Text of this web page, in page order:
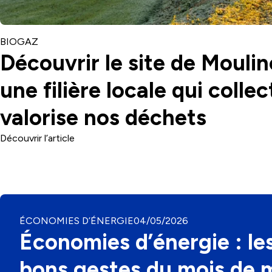
CATÉGORIE
BIOGAZ
Découvrir le site de
une filière locale qui
valorise nos déchets
Découvrir l’article
CATÉGORIE
ÉCONOMIES D’ÉNERGIE04/05/2026
Économies d’énergie :